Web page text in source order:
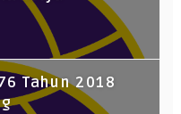
Tahun 2018